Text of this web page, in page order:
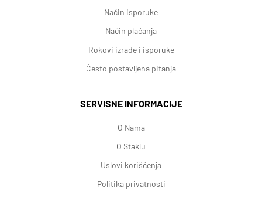
Način isporuke
Način plaćanja
Rokovi izrade i isporuke
Često postavljena pitanja
SERVISNE INFORMACIJE
O Nama
O Staklu
Uslovi korišćenja
Politika privatnosti